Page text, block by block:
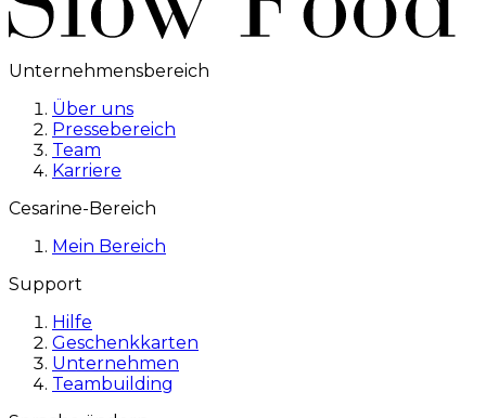
Unternehmensbereich
Über uns
Pressebereich
Team
Karriere
Cesarine-Bereich
Mein Bereich
Support
Hilfe
Geschenkkarten
Unternehmen
Teambuilding